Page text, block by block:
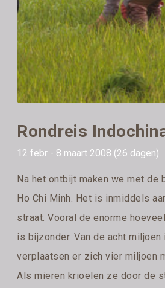
Rondreis
12 febr - 8 maart 2008 (26 dagen)
Na het ontbijt maken we met de
Ho Chi Minh. Het is inmiddels
straat. Vooral de enorme
is bijzonder. Van de acht miljoen
verplaatsen er zich vier miljoen
Als mieren krioelen ze door de